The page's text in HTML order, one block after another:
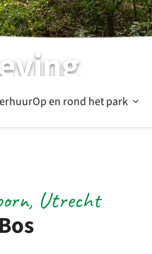
Op en rond het park Open
Utrecht